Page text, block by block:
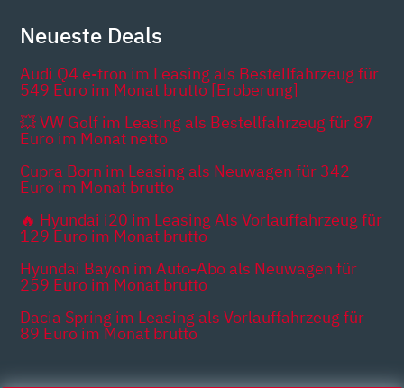
Neueste Deals
Audi Q4 e-tron im Leasing als Bestellfahrzeug für
549 Euro im Monat brutto [Eroberung]
💥 VW Golf im Leasing als Bestellfahrzeug für 87
Euro im Monat netto
Cupra Born im Leasing als Neuwagen für 342
Euro im Monat brutto
🔥 Hyundai i20 im Leasing Als Vorlauffahrzeug für
129 Euro im Monat brutto
Hyundai Bayon im Auto-Abo als Neuwagen für
259 Euro im Monat brutto
Dacia Spring im Leasing als Vorlauffahrzeug für
89 Euro im Monat brutto